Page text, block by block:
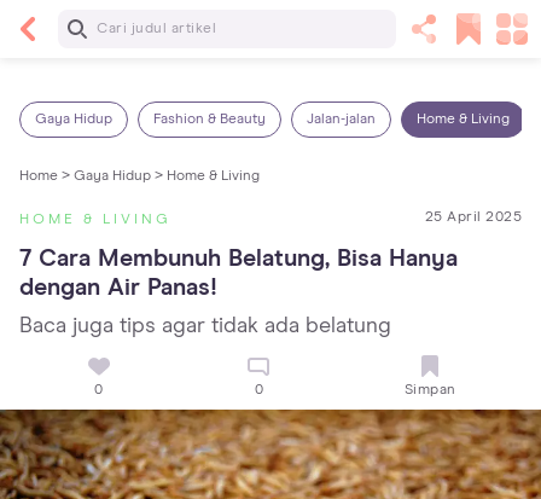
Baca Selanjutnya
Gaya Hidup Fashion & Beauty Jalan-jalan Home & Living
Home > Gaya Hidup > Home & Living
HOME & LIVING 25 April 2025
7 Cara Membunuh Belatung, Bisa Hanya
dengan Air Panas!
Baca juga tips agar tidak ada belatung
0 0 Simpan